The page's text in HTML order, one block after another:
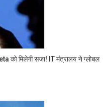
को मिलेगी सजा! IT मंत्रालय ने ग्लोबल